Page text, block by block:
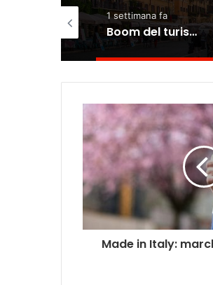
Boom del turismo, crescita del 5%: l’Italia è la prima in Europa
2 settimane fa
Made in Italy: